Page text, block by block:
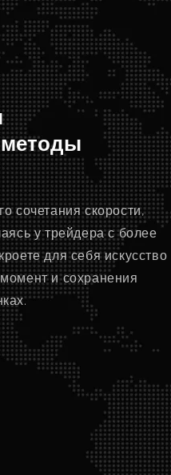
сочетания скорости,
у трейдера с более
для себя искусство
и сохранения